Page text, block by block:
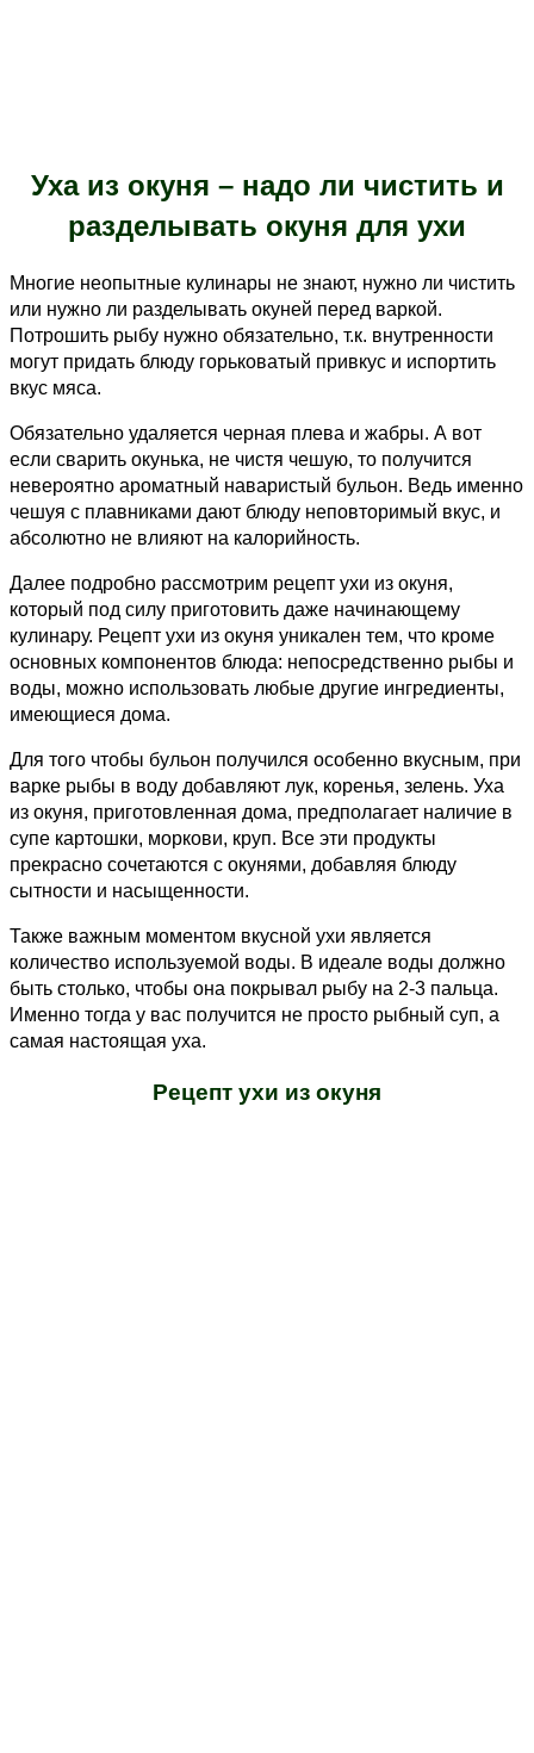
Уха из окуня – надо ли чистить и
разделывать окуня для ухи
Многие неопытные кулинары не знают, нужно ли чистить
или нужно ли разделывать окуней перед варкой.
Потрошить рыбу нужно обязательно, т.к. внутренности
могут придать блюду горьковатый привкус и испортить
вкус мяса.
Обязательно удаляется черная плева и жабры. А вот
если сварить окунька, не чистя чешую, то получится
невероятно ароматный наваристый бульон. Ведь именно
чешуя с плавниками дают блюду неповторимый вкус, и
абсолютно не влияют на калорийность.
Далее подробно рассмотрим рецепт ухи из окуня,
который под силу приготовить даже начинающему
кулинару. Рецепт ухи из окуня уникален тем, что кроме
основных компонентов блюда: непосредственно рыбы и
воды, можно использовать любые другие ингредиенты,
имеющиеся дома.
Для того чтобы бульон получился особенно вкусным, при
варке рыбы в воду добавляют лук, коренья, зелень. Уха
из окуня, приготовленная дома, предполагает наличие в
супе картошки, моркови, круп. Все эти продукты
прекрасно сочетаются с окунями, добавляя блюду
сытности и насыщенности.
Также важным моментом вкусной ухи является
количество используемой воды. В идеале воды должно
быть столько, чтобы она покрывал рыбу на 2-3 пальца.
Именно тогда у вас получится не просто рыбный суп, а
самая настоящая уха.
Рецепт ухи из окуня